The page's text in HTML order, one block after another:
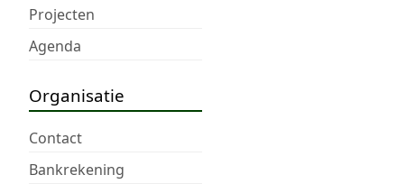
Projecten
Agenda
Organisatie
Contact
Bankrekening